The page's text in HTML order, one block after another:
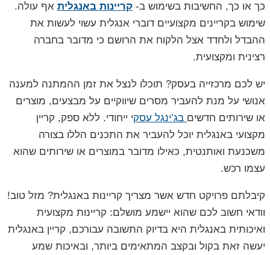
כך או כך, החשיבות בשימוש ב- קריינות באנגלית אף עולה.
שימוש בקריינים מקצועיים דוברי אנגלית עשוי לעשות את
ההבדל ולחדד אצל הלקוח את הרושם כי מדובר בחברה
רצינית ומקצועית.
יש לכם מרכזייה בעסק? תוכלו לנצל את זמן ההמתנה למענה
אנושי על מנת להעביר מסרים שיווקיים על מבצעים, מוצרים
או שירותים חדשים בג’ינגל עסקי ייחודי. ללא ספק, קריין
מקצועי באנגלית יוכל להעביר את התכנים הללו בצורה
משכנעת ואותנטית, כאילו מדובר במוצרים או שירותים שהוא
עצמו רכש.
קיבלתם פרויקט חדש אשר מצריך קריינות באנגלית? מזל טוב!
וודאי חשוב לכם שהוא יישמע מושלם: קריינות מקצועית
ואיכותית באנגלית היא בדיוק התשובה עבורכם, קריין באנגלית
יעשה זאת בקול ובקצב המתאימים ביותר, ובאיכות שמע